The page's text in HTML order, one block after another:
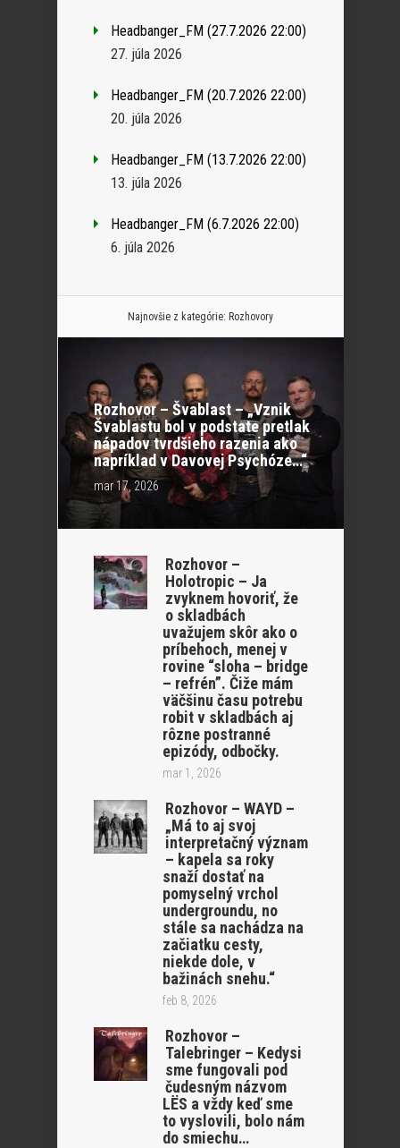
Headbanger_FM (27.7.2026 22:00)
27. júla 2026
Headbanger_FM (20.7.2026 22:00)
20. júla 2026
Headbanger_FM (13.7.2026 22:00)
13. júla 2026
Headbanger_FM (6.7.2026 22:00)
6. júla 2026
Najnovšie z kategórie: Rozhovory
Rozhovor – Švablast – „Vznik
Švablastu bol v podstate pretlak
nápadov tvrdšieho razenia ako
napríklad v Davovej Psychóze…“
mar 17, 2026
Rozhovor –
Holotropic – Ja
zvyknem hovoriť, že
o skladbách
uvažujem skôr ako o
príbehoch, menej v
rovine “sloha – bridge
– refrén”. Čiže mám
väčšinu času potrebu
robit v skladbách aj
rôzne postranné
epizódy, odbočky.
mar 1, 2026
Rozhovor – WAYD –
„Má to aj svoj
interpretačný význam
– kapela sa roky
snaží dostať na
pomyselný vrchol
undergroundu, no
stále sa nachádza na
začiatku cesty,
niekde dole, v
bažinách snehu.“
feb 8, 2026
Rozhovor –
Talebringer – Kedysi
sme fungovali pod
čudesným názvom
LËS a vždy keď sme
to vyslovili, bolo nám
do smiechu…